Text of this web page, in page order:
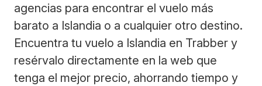
agencias para encontrar el vuelo más
barato a Islandia o a cualquier otro destino.
Encuentra tu vuelo a Islandia en Trabber y
resérvalo directamente en la web que
tenga el mejor precio, ahorrando tiempo y